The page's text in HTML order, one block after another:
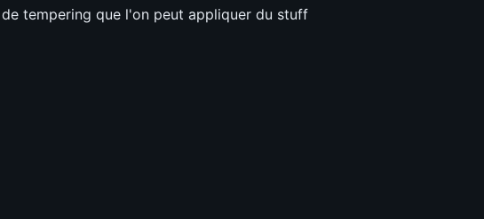
de tempering que l'on peut appliquer du stuff